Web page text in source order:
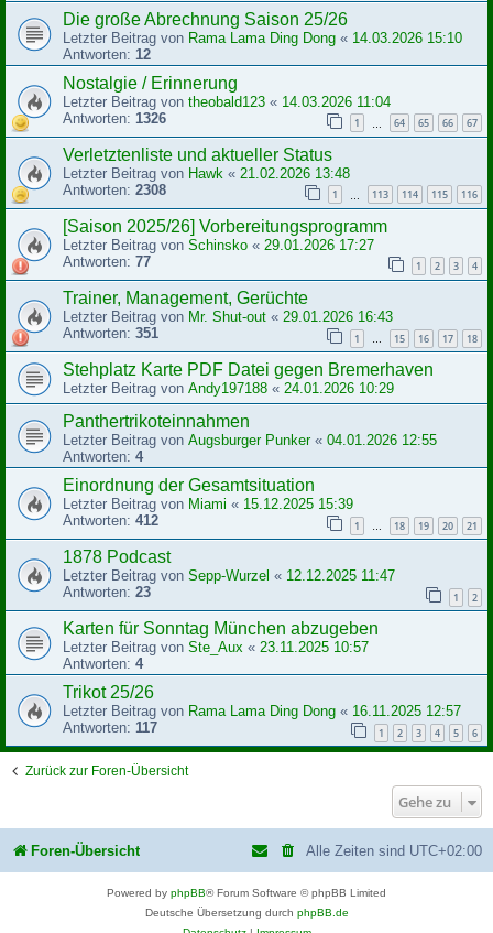
Die große Abrechnung Saison 25/26
Letzter Beitrag von Rama Lama Ding Dong « 14.03.2026 15:10
Antworten: 12
Nostalgie / Erinnerung
Letzter Beitrag von theobald123 « 14.03.2026 11:04
Antworten: 1326 1 64 65 66 67
Verletztenliste und aktueller Status
Letzter Beitrag von Hawk « 21.02.2026 13:48
Antworten: 2308 1 113 114 115 116
[Saison 2025/26] Vorbereitungsprogramm
Letzter Beitrag von Schinsko « 29.01.2026 17:27
Antworten: 77 1 2 3 4
Trainer, Management, Gerüchte
Letzter Beitrag von Mr. Shut-out « 29.01.2026 16:43
Antworten: 351 1 15 16 17 18
Stehplatz Karte PDF Datei gegen Bremerhaven
Letzter Beitrag von Andy197188 « 24.01.2026 10:29
Panthertrikoteinnahmen
Letzter Beitrag von Augsburger Punker« 04.01.2026 12:55
Antworten: 4
Einordnung der Gesamtsituation
Letzter Beitrag von Miami « 15.12.2025 15:39
Antworten: 412 1 … 18 19 20 21
1878 Podcast
Letzter Beitrag von Sepp-Wurzel « 12.12.2025 11:47
Antworten: 23 1 2
Karten für Sonntag München abzugeben
Letzter Beitrag von Ste_Aux « 23.11.2025 10:57
Antworten: 4
Trikot 25/26
Letzter Beitrag von Rama Lama Ding Dong « 16.11.2025 12:57
Antworten: 117 1 2 3 4 5 6
Zurück zur Foren-Übersicht
Gehe zu
Foren-Übersicht Alle Zeiten sind UTC+02:00
Powered by phpBB® Forum Software © phpBB Limited
Deutsche Übersetzung durch phpBB.de